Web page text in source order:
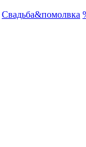
Свадьба&помолвка